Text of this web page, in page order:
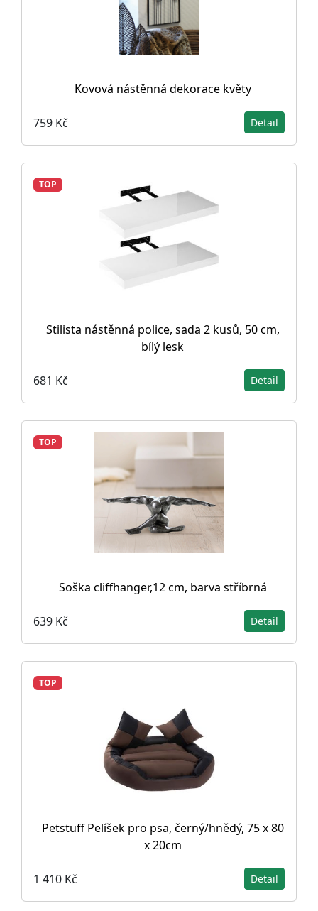
Kovová nástěnná dekorace květy
759 Kč Detail
TOP
Stilista nástěnná police, sada 2 kusů, 50 cm,
bílý lesk
681 Kč Detail
TOP
Soška cliffhanger,12 cm, barva stříbrná
639 Kč Detail
TOP
Petstuff Pelíšek pro psa, černý/hnědý, 75 x 80
x 20cm
1 410 Kč Detail